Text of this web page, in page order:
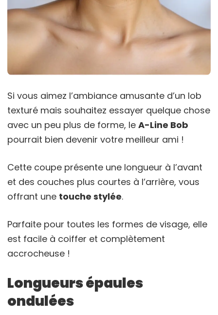
Si vous aimez l’ambiance amusante d’un lob
texturé mais souhaitez essayer quelque chose
avec un peu plus de forme, le A-Line Bob
pourrait bien devenir votre meilleur ami !
Cette coupe présente une longueur à l’avant
et des couches plus courtes à l’arrière, vous
offrant une touche stylée.
Parfaite pour toutes les formes de visage, elle
est facile à coiffer et complètement
accrocheuse !
Longueurs épaules
ondulées